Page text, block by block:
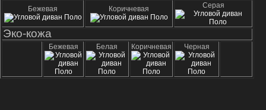
Бежевая Коричневая Серая
Эко-кожа
Бежевая Белая Коричневая Черная